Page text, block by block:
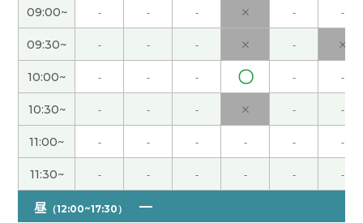
谢谢老师。虽然不知道用Teams什么时候，能用的
时候用Teams学习吧！再忘记的时候后学习结果补
语吧！下次见。
( 女性 )
いつもありがとうございます😊 ウィチャットの使
い方がまだ慣れなくてご迷惑をおかけしました。
これからもよろしくお願いします🙇( 60代 女性 )
我的腰最近已经没事了。谢谢你的关心。下次见。
60代 女性 )
09:00~ - - - × - -
09:30~ - - - × - ×
10:00~ - - - 〇 - -
10:30~ - - - × - -
11:00~ - - - - - -
11:30~ - - - - - -
昼 （12:00~17:30）